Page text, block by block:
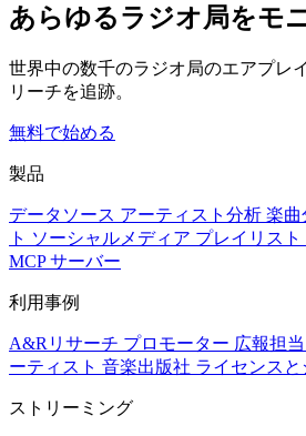
あらゆるラジオ局をモ
世界中の数千のラジオ局のエアプレ
リーチを追跡。
無料で始める
製品
データソース アーティスト分析 楽曲
ト ソーシャルメディア プレイリスト
MCP サーバー
利用事例
A&Rリサーチ プロモーター 広報担当
ーティスト 音楽出版社 ライセンスと
ストリーミング